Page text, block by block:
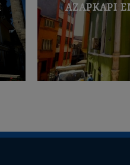
CAMII